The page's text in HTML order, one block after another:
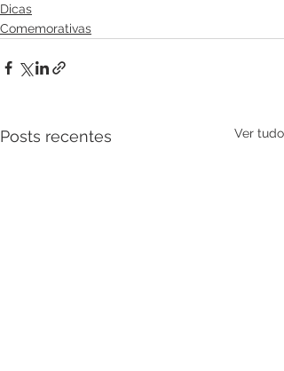
Dicas
Comemorativas
Posts recentes Ver tudo